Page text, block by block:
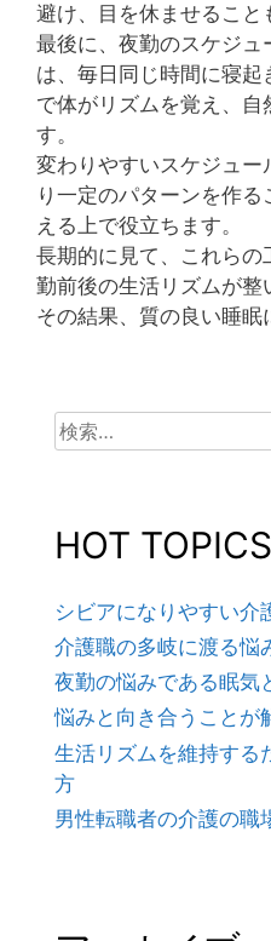
避け、目を休ませること
最後に、夜勤のスケジ
は、毎日同じ時間に寝起
で体がリズムを覚え、自
す。
変わりやすいスケジュー
り一定のパターンを作
える上で役立ちます。
長期的に見て、これら
勤前後の生活リズムが整
その結果、質の良い睡眠
検
索:
HOT TOPICS
シビアになりやすい介
介護職の多岐に渡る悩
夜勤の悩みである眠気
悩みと向き合うことが
生活リズムを維持する
方
男性転職者の介護の職